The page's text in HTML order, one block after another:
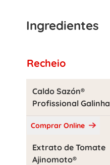
Ingredientes
Recheio
Caldo Sazón®
Profissional Galinha
Comprar Online
Extrato de Tomate
Ajinomoto®